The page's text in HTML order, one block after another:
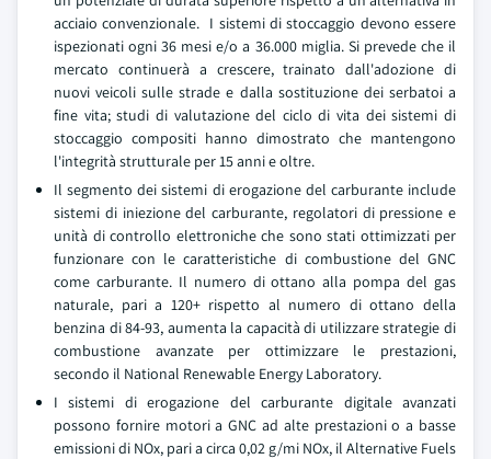
acciaio convenzionale. I sistemi di stoccaggio devono essere
ispezionati ogni 36 mesi e/o a 36.000 miglia. Si prevede che il
mercato continuerà a crescere, trainato dall'adozione di
nuovi veicoli sulle strade e dalla sostituzione dei serbatoi a
fine vita; studi di valutazione del ciclo di vita dei sistemi di
stoccaggio compositi hanno dimostrato che mantengono
l'integrità strutturale per 15 anni e oltre.
Il segmento dei sistemi di erogazione del carburante include
sistemi di iniezione del carburante, regolatori di pressione e
unità di controllo elettroniche che sono stati ottimizzati per
funzionare con le caratteristiche di combustione del GNC
come carburante. Il numero di ottano alla pompa del gas
naturale, pari a 120+ rispetto al numero di ottano della
benzina di 84-93, aumenta la capacità di utilizzare strategie di
combustione avanzate per ottimizzare le prestazioni,
secondo il National Renewable Energy Laboratory.
I sistemi di erogazione del carburante digitale avanzati
possono fornire motori a GNC ad alte prestazioni o a basse
emissioni di NOx, pari a circa 0,02 g/mi NOx, il Alternative Fuels